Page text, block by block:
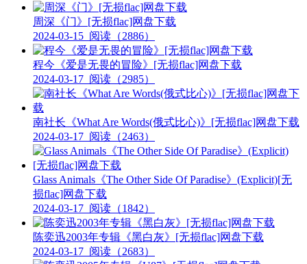
周深《门》[无损flac]网盘下载
2024-03-15 阅读（2886）
程今《爱是无畏的冒险》[无损flac]网盘下载
2024-03-17 阅读（2985）
南社长《What Are Words(俄式比心)》[无损flac]网盘下载
2024-03-17 阅读（2463）
Glass Animals《The Other Side Of Paradise》(Explicit)[无
损flac]网盘下载
2024-03-17 阅读（1842）
陈奕迅2003年专辑《黑白灰》[无损flac]网盘下载
2024-03-17 阅读（2683）